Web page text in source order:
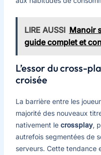
LIRE AUSSI Manoir
guide complet et
L’essor du cross-
croisée
La barrière entre les
majorité des nouveaux
nativement le crossplay,
autrefois segmentées de
serveurs. Cette tendance